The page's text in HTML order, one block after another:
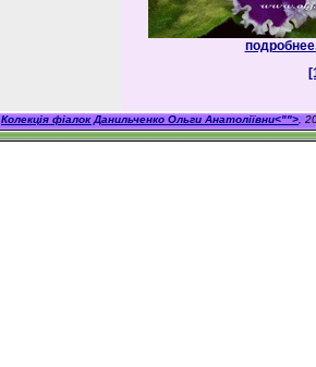
Колекція фіалок Данильченко Ольги Анатоліївни<""> ,